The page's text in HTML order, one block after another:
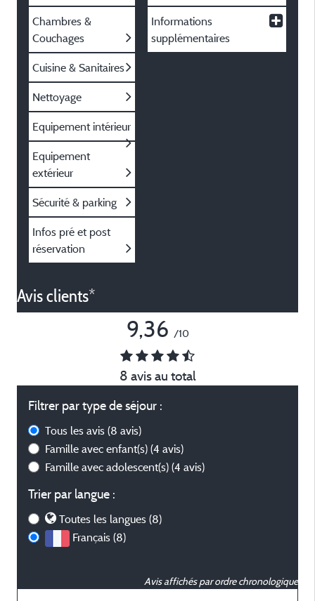
Chambres &
Couchages
Cuisine & Sanitaires
Nettoyage
Equipement intérieur
Equipement
extérieur
Sécurité & parking
Infos pré et post
réservation
Informations
supplémentaires
Avis clients*
9,36 /10
8 avis au total
Filtrer par type de séjour :
Tous les avis (8 avis)
Famille avec enfant(s) (4 avis)
Famille avec adolescent(s) (4 avis)
Trier par langue :
Toutes les langues (8)
Français (8)
Avis affichés par ordre chronologique